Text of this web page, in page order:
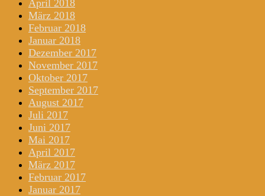
April 2018
März 2018
Februar 2018
Januar 2018
Dezember 2017
November 2017
Oktober 2017
September 2017
August 2017
Juli 2017
Juni 2017
Mai 2017
April 2017
März 2017
Februar 2017
Januar 2017